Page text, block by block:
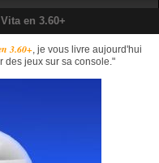
en 3.60+
3.60+, je vous livre aujourd'hui
des jeux sur sa console."